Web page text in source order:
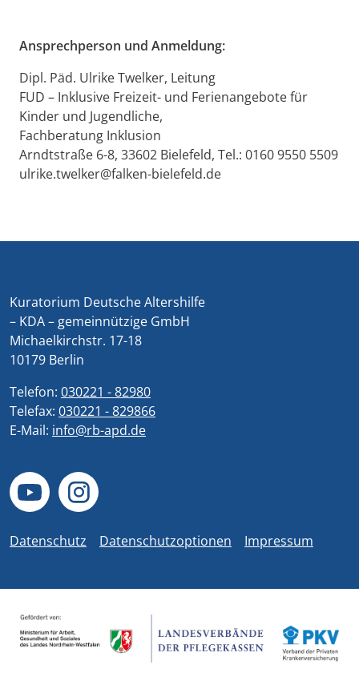
Ansprechperson und Anmeldung:
Dipl. Päd. Ulrike Twelker, Leitung
FUD – Inklusive Freizeit- und Ferienangebote für
Kinder und Jugendliche,
Fachberatung Inklusion
Arndtstraße 6-8, 33602 Bielefeld, Tel.: 0160 9550 5509
ulrike.twelker@falken-bielefeld.de
Kuratorium Deutsche Altershilfe
– KDA – gemeinnützige GmbH
Michaelkirchstr. 17-18
10179 Berlin
Telefon: 030221 - 82980
Telefax: 030221 - 829866
E-Mail: info@rb-apd.de
Datenschutz Datenschutzoptionen Impressum